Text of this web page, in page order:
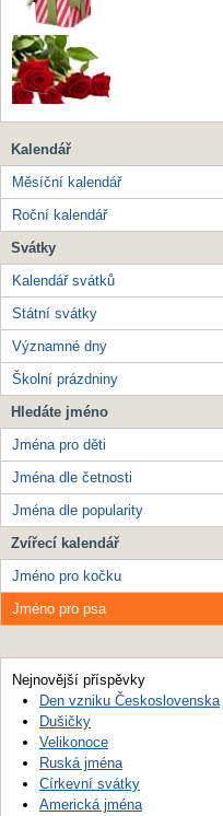
Kalendář
Měsíční kalendář
Roční kalendář
Svátky
Kalendář svátků
Státní svátky
Významné dny
Školní prázdniny
Hledáte jméno
Jména pro děti
Jména dle četnosti
Jména dle popularity
Zvířecí kalendář
Jméno pro kočku
Jméno pro psa
Nejnovější příspěvky
Den vzniku Československa
Dušičky
Velikonoce
Ruská jména
Církevní svátky
Americká jména